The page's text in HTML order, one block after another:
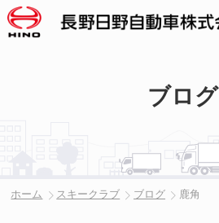
ブログ
ホーム スキークラブ ブログ 鹿角